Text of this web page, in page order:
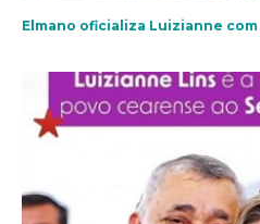
Elmano oficializa Luizianne